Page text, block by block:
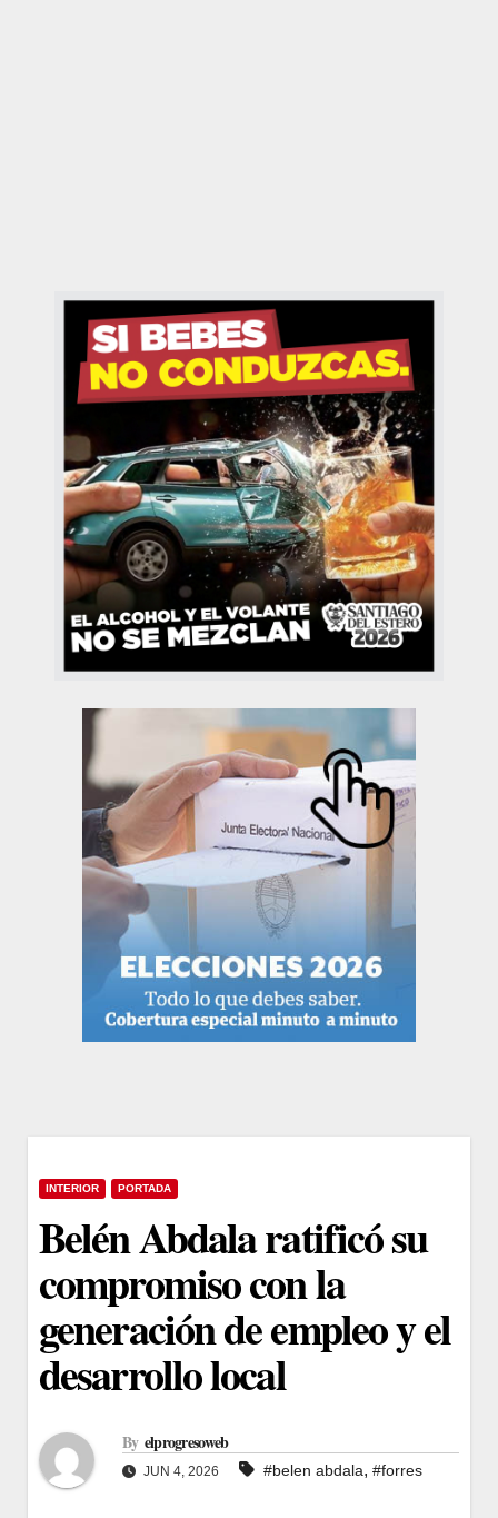
INTERIOR PORTADA
Belén Abdala ratificó su
compromiso con la
generación de empleo y el
desarrollo local
By elprogresoweb
JUN 4, 2026 #belen abdala, #forres